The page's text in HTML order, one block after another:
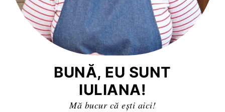
BUNĂ, EU SUNT
IULIANA!
Mă bucur că ești aici!